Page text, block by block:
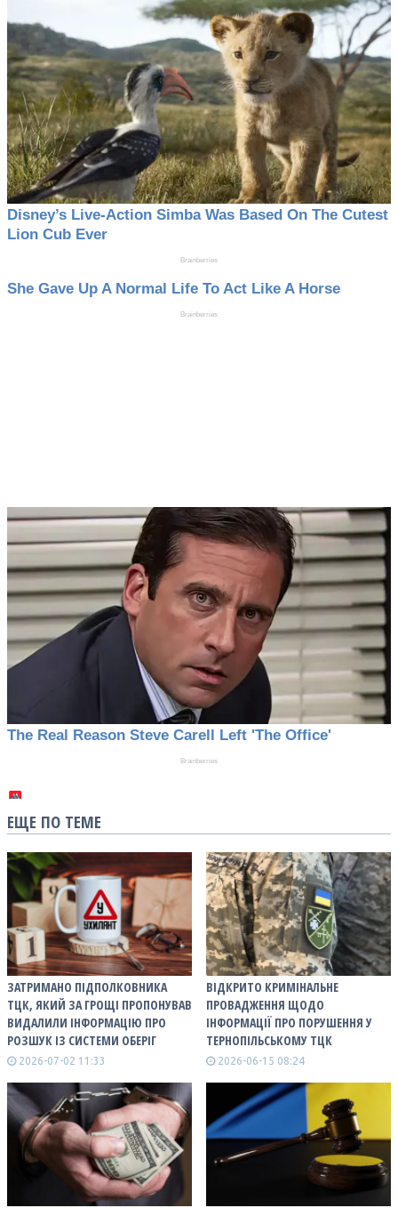
ЕЩЕ ПО ТЕМЕ
ЗАТРИМАНО ПІДПОЛКОВНИКА
ТЦК, ЯКИЙ ЗА ГРОЩІ ПРОПОНУВАВ
ВИДАЛИЛИ ІНФОРМАЦІЮ ПРО
РОЗШУК ІЗ СИСТЕМИ ОБЕРІГ
2026-07-02 11:33
ВІДКРИТО КРИМІНАЛЬНЕ
ПРОВАДЖЕННЯ ЩОДО
ІНФОРМАЦІЇ ПРО ПОРУШЕННЯ У
ТЕРНОПІЛЬСЬКОМУ ТЦК
2026-06-15 08:24